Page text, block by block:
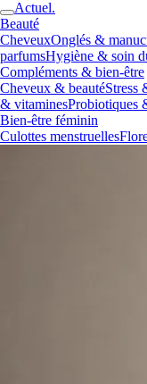
Actuel.
Beauté
CheveuxOnglés &
parfumsHygiène & soin
Compléments & bien-être
Cheveux & beautéStress
& vitaminesProbiotiques
Bien-être féminin
Culottes menstruelles